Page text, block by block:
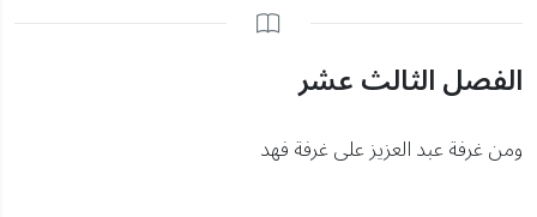
الفصل الثالث عشر
ومن غرفة عبد العزيز على غرفة فهد